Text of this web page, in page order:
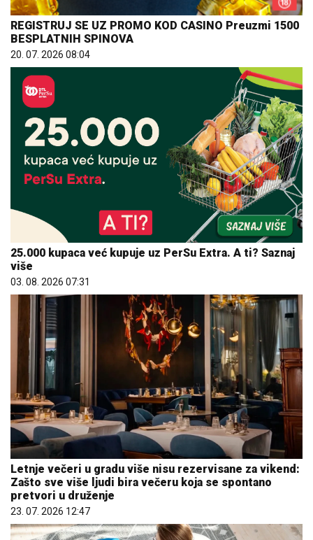
REGISTRUJ SE UZ PROMO KOD CASINO Preuzmi 1500
BESPLATNIH SPINOVA
20. 07. 2026 08:04
25.000 kupaca već kupuje uz PerSu Extra. A ti? Saznaj
više
03. 08. 2026 07:31
Letnje večeri u gradu više nisu rezervisane za vikend:
Zašto sve više ljudi bira večeru koja se spontano
pretvori u druženje
23. 07. 2026 12:47